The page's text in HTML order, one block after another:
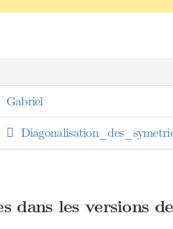
Gabriel
dans les versions